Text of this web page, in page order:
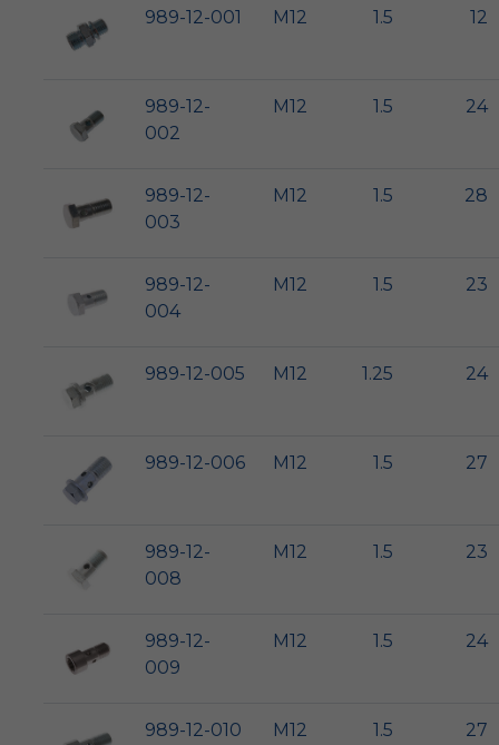
989-12-001 M12 1.5 12
989-12-
002
M12 1.5 24
989-12-
003
M12 1.5 28
989-12-
004
M12 1.5 23
989-12-005 M12 1.25 24
989-12-006 M12 1.5 27
989-12-
008
M12 1.5 23
989-12-
009
M12 1.5 24
989-12-010 M12 1.5 27